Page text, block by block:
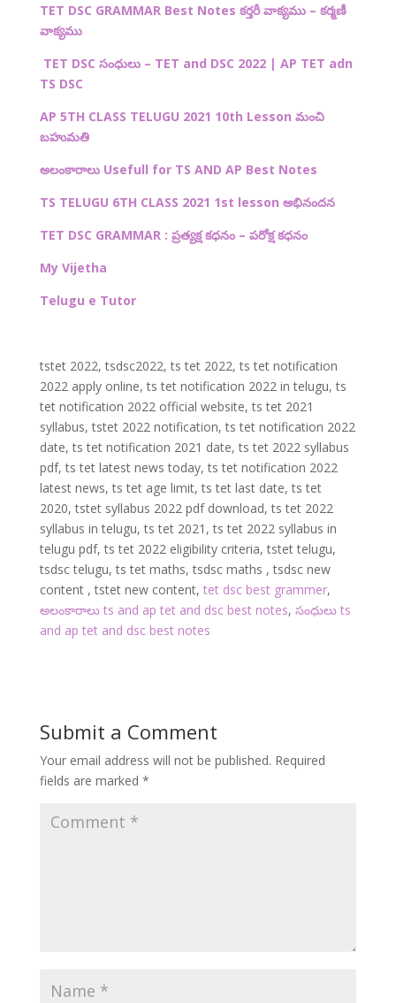
TET DSC GRAMMAR Best Notes కర్తరీ వాక్యము – కర్మణీ
వాక్యము
TET DSC సంధులు – TET and DSC 2022 | AP TET adn
TS DSC
AP 5TH CLASS TELUGU 2021 10th Lesson మంచి
బహుమతి
అలంకారాలు Usefull for TS AND AP Best Notes
TS TELUGU 6TH CLASS 2021 1st lesson అభినందన
TET DSC GRAMMAR : ప్రత్యక్ష కధనం – పరోక్ష కధనం
My Vijetha
Telugu e Tutor
tstet 2022, tsdsc2022, ts tet 2022, ts tet notification
2022 apply online, ts tet notification 2022 in telugu, ts
tet notification 2022 official website, ts tet 2021
syllabus, tstet 2022 notification, ts tet notification 2022
date, ts tet notification 2021 date, ts tet 2022 syllabus
pdf, ts tet latest news today, ts tet notification 2022
latest news, ts tet age limit, ts tet last date, ts tet
2020, tstet syllabus 2022 pdf download, ts tet 2022
syllabus in telugu, ts tet 2021, ts tet 2022 syllabus in
telugu pdf, ts tet 2022 eligibility criteria, tstet telugu,
tsdsc telugu, ts tet maths, tsdsc maths , tsdsc new
content , tstet new content, tet dsc best grammer,
అలంకారాలు ts and ap tet and dsc best notes, సంధులు ts
and ap tet and dsc best notes
Submit a Comment
Your email address will not be published. Required
fields are marked *